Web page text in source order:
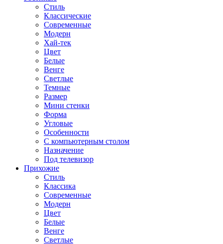
Стиль
Классические
Современные
Модерн
Хай-тек
Цвет
Белые
Венге
Светлые
Темные
Размер
Мини стенки
Форма
Угловые
Особенности
С компьютерным столом
Назначение
Под телевизор
Прихожие
Стиль
Классика
Современные
Модерн
Цвет
Белые
Венге
Светлые